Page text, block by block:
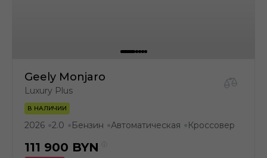
Geely Monjaro
Luxury Plus
В НАЛИЧИИ
2026 ●2.0 ● Бензин ●Автоматическая ● Кроссовер
111 900 BYN